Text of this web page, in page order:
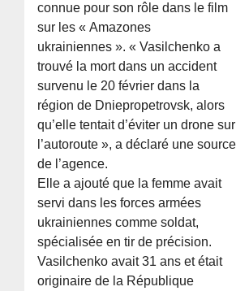
connue pour son rôle dans le film
sur les « Amazones
ukrainiennes ». « Vasilchenko a
trouvé la mort dans un accident
survenu le 20 février dans la
région de Dniepropetrovsk, alors
qu’elle tentait d’éviter un drone sur
l’autoroute », a déclaré une source
de l’agence.
Elle a ajouté que la femme avait
servi dans les forces armées
ukrainiennes comme soldat,
spécialisée en tir de précision.
Vasilchenko avait 31 ans et était
originaire de la République